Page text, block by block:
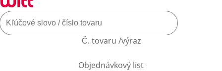
Č. tovaru /výraz
Objednávkový list